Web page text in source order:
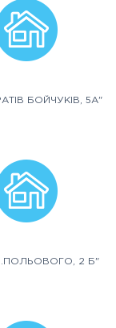
БОЙЧУКІВ, 5А"
2 Б"